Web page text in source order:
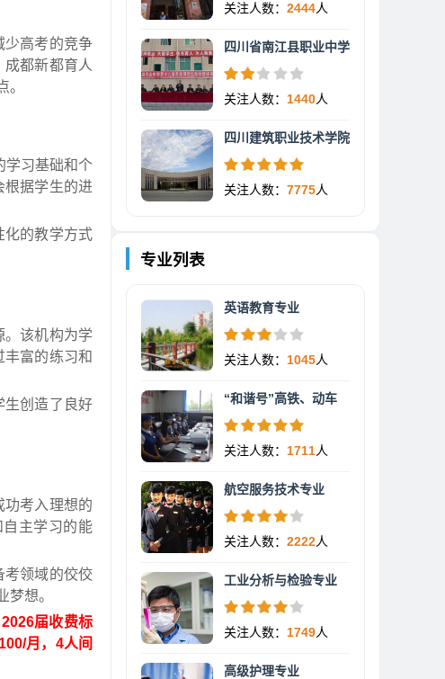
少高考的竞争
都新都育人
学习基础和个
据学生的进
化的教学方式
。该机构为学
富的练习和
生创造了良好
功考入理想的
主学习的能
考领域的佼佼
想。
届收费标
月，4人间
关注人数： 2444人
四川省南江县职业中学
关注人数： 1440人
四川建筑职业技术学院
关注人数： 7775人
专业列表
英语教育专业
关注人数： 1045人
“和谐号”高铁、动车
关注人数： 1711人
航空服务技术专业
关注人数： 2222人
工业分析与检验专业
关注人数： 1749人
高级护理专业